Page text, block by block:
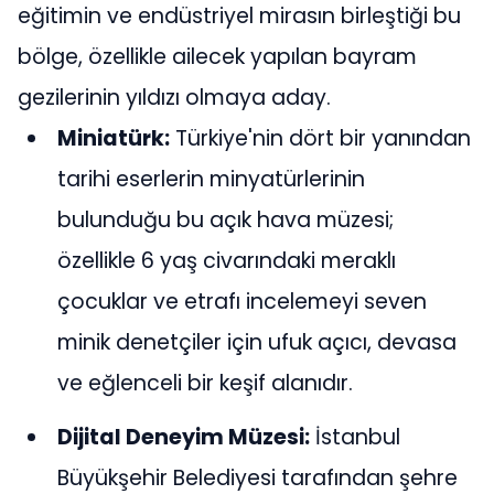
eğitimin ve endüstriyel mirasın birleştiği bu
bölge, özellikle ailecek yapılan bayram
gezilerinin yıldızı olmaya aday.
Miniatürk: Türkiye'nin dört bir yanından
tarihi eserlerin minyatürlerinin
bulunduğu bu açık hava müzesi;
özellikle 6 yaş civarındaki meraklı
çocuklar ve etrafı incelemeyi seven
minik denetçiler için ufuk açıcı, devasa
ve eğlenceli bir keşif alanıdır.
Dijital Deneyim Müzesi: İstanbul
Büyükşehir Belediyesi tarafından şehre